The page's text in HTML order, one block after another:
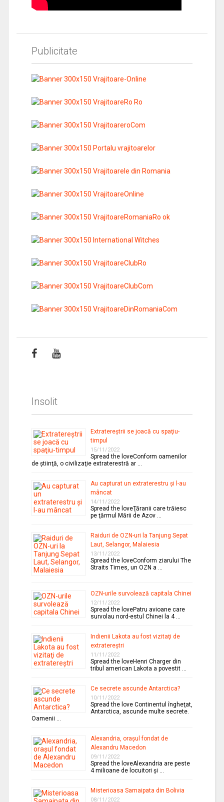
Publicitate
Insolit
Extratereştrii se joacă cu spaţiu-
timpul
15/11/2022
Spread the loveConform oamenilor
de ştiinţă, o civilizaţie extraterestră ar …
Au capturat un extraterestru şi l-au
mâncat
14/11/2022
Spread the loveŢăranii care trăiesc
pe ţărmul Mării de Azov …
Raiduri de OZN-uri la Tanjung Sepat
Laut, Selangor, Malaiesia
13/11/2022
Spread the loveConform ziarului The
Straits Times, un OZN a …
OZN-urile survolează capitala Chinei
12/11/2022
Spread the lovePatru avioane care
survolau nord-estul Chinei la 4 …
Indienii Lakota au fost vizitaţi de
extratereştri
11/11/2022
Spread the loveHenri Charger din
tribul american Lakota a povestit …
Ce secrete ascunde Antarctica?
10/11/2022
Spread the love Continentul îngheţat,
Antarctica, ascunde multe secrete.
Oamenii …
Alexandria, oraşul fondat de
Alexandru Macedon
09/11/2022
Spread the loveAlexandria are peste
4 milioane de locuitori şi …
Misterioasa Samaipata din Bolivia
08/11/2022